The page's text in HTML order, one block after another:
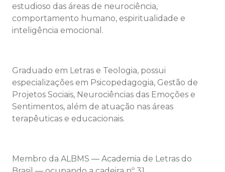
estudioso das áreas de neurociência,
comportamento humano, espiritualidade e
inteligência emocional.
Graduado em Letras e Teologia, possui
especializações em Psicopedagogia, Gestão de
Projetos Sociais, Neurociências das Emoções e
Sentimentos, além de atuação nas áreas
terapêuticas e educacionais.
Membro da ALBMS — Academia de Letras do